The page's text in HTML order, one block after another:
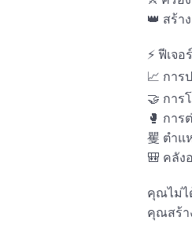
👑 สร้า
⚡ ฟีเจ
📈 การ
🤝 การ
🥊 กา
矍 ตำแ
🎒 คลั
คุณไม่ไ
คุณสร้า